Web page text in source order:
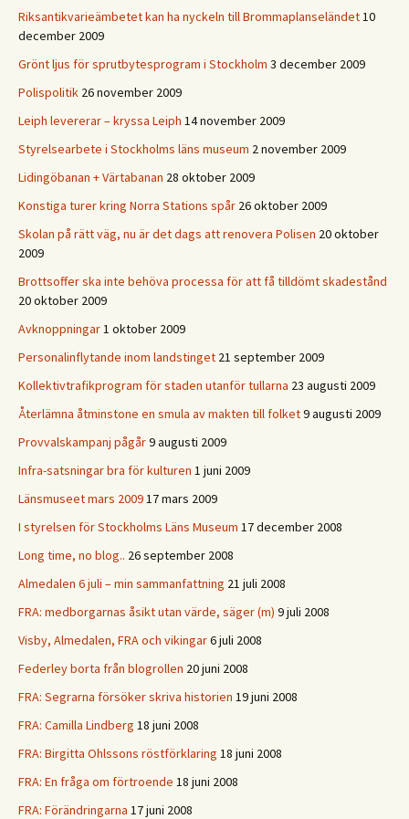
Riksantikvarieämbetet kan ha nyckeln till Brommaplanseländet10
december 2009
Grönt ljus för sprutbytesprogram i Stockholm 3 december 2009
Polispolitik 26 november 2009
Leiph levererar – kryssa Leiph 14 november 2009
Styrelsearbete i Stockholms läns museum 2 november 2009
Lidingöbanan + Värtabanan 28 oktober 2009
Konstiga turer kring Norra Stations spår 26 oktober 2009
Skolan på rätt väg, nu är det dags att renovera Polisen 20 oktober
2009
Brottsoffer ska inte behöva processa för att få tilldömt skadestånd
20 oktober 2009
Avknoppningar1 oktober 2009
Personalinflytande inom landstinget 21 september 2009
Kollektivtrafikprogram för staden utanför tullarna 23 augusti 2009
Återlämna åtminstone en smula av makten till folket9 augusti 2009
Provvalskampanj pågår9 augusti 2009
Infra-satsningar bra för kulturen 1 juni 2009
Länsmuseet mars 200917 mars 2009
I styrelsen för Stockholms Läns Museum 17 december 2008
Long time, no blog.. 26 september 2008
Almedalen 6 juli – min sammanfattning 21 juli 2008
FRA: medborgarnas åsikt utan värde, säger (m) 9 juli 2008
Visby, Almedalen, FRA och vikingar6 juli 2008
Federley borta från blogrollen 20 juni 2008
FRA: Segrarna försöker skriva historien 19 juni 2008
FRA: Camilla Lindberg 18 juni 2008
FRA: Birgitta Ohlssons röstförklaring 18 juni 2008
FRA: En fråga om förtroende 18 juni 2008
FRA: Förändringarna 17 juni 2008